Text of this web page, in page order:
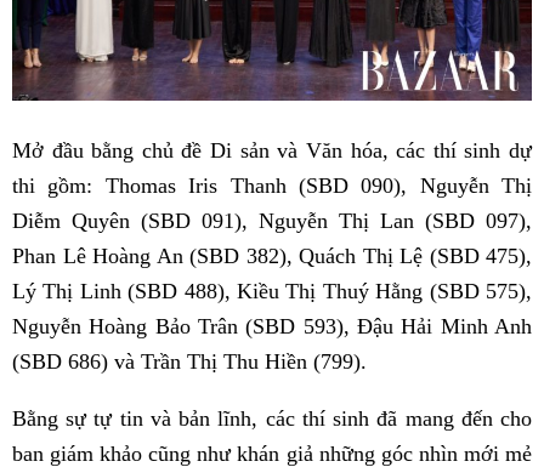
Mở đầu bằng chủ đề Di sản và Văn hóa, các thí sinh dự
thi gồm: Thomas Iris Thanh (SBD 090), Nguyễn Thị
Diễm Quyên (SBD 091), Nguyễn Thị Lan (SBD 097),
Phan Lê Hoàng An (SBD 382), Quách Thị Lệ (SBD 475),
Lý Thị Linh (SBD 488), Kiều Thị Thuý Hằng (SBD 575),
Nguyễn Hoàng Bảo Trân (SBD 593), Đậu Hải Minh Anh
(SBD 686) và Trần Thị Thu Hiền (799).
Bằng sự tự tin và bản lĩnh, các thí sinh đã mang đến cho
ban giám khảo cũng như khán giả những góc nhìn mới mẻ